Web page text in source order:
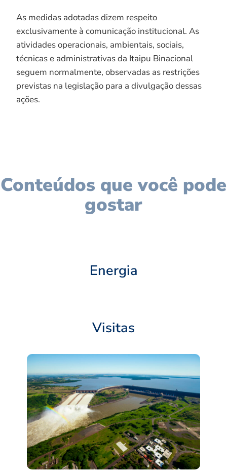
As medidas adotadas dizem respeito
exclusivamente à comunicação institucional. As
atividades operacionais, ambientais, sociais,
técnicas e administrativas da Itaipu Binacional
seguem normalmente, observadas as restrições
previstas na legislação para a divulgação dessas
ações.
Conteúdos que você pode
gostar
Energia
Visitas